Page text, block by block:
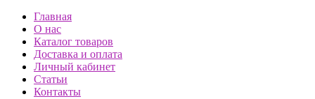
Главная
О нас
Каталог товаров
Доставка и оплата
Личный кабинет
Статьи
Контакты